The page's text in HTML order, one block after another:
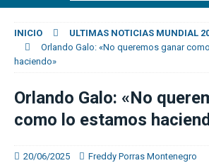
INICIO ULTIMAS NOTICIAS MUNDIAL
Orlando Galo: «No queremos ganar
haciendo»
Orlando Galo: «No
como lo estamos
20/06/2025 Freddy Porras Montenegro